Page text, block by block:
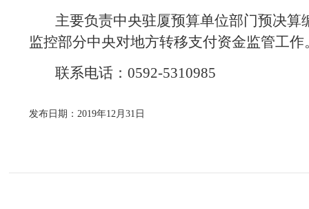
主要负责中央驻厦预算单位部门预决
监控部分中央对地方转移支付资金监管工
联系电话： 0592-5310985
发布日期：2019年12月31日